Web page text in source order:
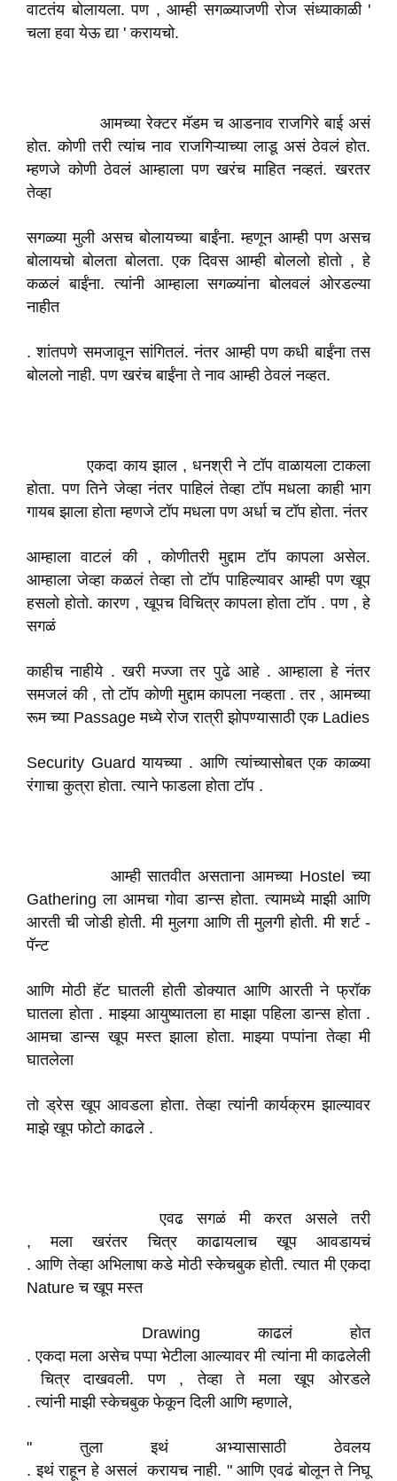
वाटतंय बोलायला. पण , आम्ही सगळ्याजणी रोज संध्याकाळी '
चला हवा येऊ द्या ' करायचो.
आमच्या रेक्टर मॅडम च आडनाव राजगिरे बाई असं
होत. कोणी तरी त्यांच नाव राजगिऱ्याच्या लाडू असं ठेवलं होत.
म्हणजे कोणी ठेवलं आम्हाला पण खरंच माहित नव्हतं. खरतर
तेव्हा
सगळ्या मुली असच बोलायच्या बाईंना. म्हणून आम्ही पण असच
बोलायचो बोलता बोलता. एक दिवस आम्ही बोललो होतो , हे
कळलं बाईंना. त्यांनी आम्हाला सगळ्यांना बोलवलं ओरडल्या
नाहीत
. शांतपणे समजावून सांगितलं. नंतर आम्ही पण कधी बाईंना तस
बोललो नाही. पण खरंच बाईंना ते नाव आम्ही ठेवलं नव्हत.
एकदा काय झाल , धनश्री ने टॉप वाळायला टाकला
होता. पण तिने जेव्हा नंतर पाहिलं तेव्हा टॉप मधला काही भाग
गायब झाला होता म्हणजे टॉप मधला पण अर्धा च टॉप होता. नंतर
आम्हाला वाटलं की , कोणीतरी मुद्दाम टॉप कापला असेल.
आम्हाला जेव्हा कळलं तेव्हा तो टॉप पाहिल्यावर आम्ही पण खूप
हसलो होतो. कारण , खूपच विचित्र कापला होता टॉप . पण , हे
सगळं
काहीच नाहीये . खरी मज्जा तर पुढे आहे . आम्हाला हे नंतर
समजलं की , तो टॉप कोणी मुद्दाम कापला नव्हता . तर , आमच्या
रूम च्या Passage मध्ये रोज रात्री झोपण्यासाठी एक Ladies
Security Guard यायच्या . आणि त्यांच्यासोबत एक काळ्या
रंगाचा कुत्रा होता. त्याने फाडला होता टॉप .
आम्ही सातवीत असताना आमच्या Hostel च्या
Gathering ला आमचा गोवा डान्स होता. त्यामध्ये माझी आणि
आरती ची जोडी होती. मी मुलगा आणि ती मुलगी होती. मी शर्ट -
पॅन्ट
आणि मोठी हॅट घातली होती डोक्यात आणि आरती ने फ्रॉक
घातला होता . माझ्या आयुष्यातला हा माझा पहिला डान्स होता .
आमचा डान्स खूप मस्त झाला होता. माझ्या पप्पांना तेव्हा मी
घातलेला
तो ड्रेस खूप आवडला होता. तेव्हा त्यांनी कार्यक्रम झाल्यावर
माझे खूप फोटो काढले .
एवढ सगळं मी करत असले तरी
, मला खरंतर चित्र काढायलाच खूप आवडायचं
. आणि तेव्हा अभिलाषा कडे मोठी स्केचबुक होती. त्यात मी एकदा
Nature च खूप मस्त
Drawing काढलं होत
. एकदा मला असेच पप्पा भेटीला आल्यावर मी त्यांना मी काढलेली
चित्र दाखवली. पण , तेव्हा ते मला खूप ओरडले
. त्यांनी माझी स्केचबुक फेकून दिली आणि म्हणाले,
" तुला इथं अभ्यासासाठी ठेवलय
. इथं राहून हे असलं करायच नाही. " आणि एवढं बोलून ते निघू